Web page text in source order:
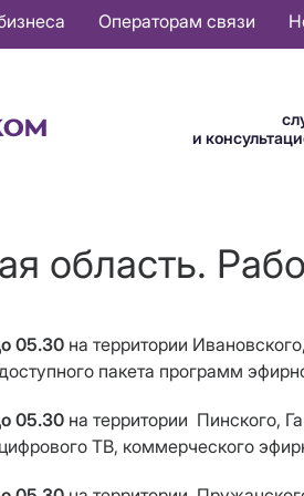
Операторам связи
и
область.
05.30 на территории
пакета программ
05.30 на территории Пинского,
ТВ, коммерческого